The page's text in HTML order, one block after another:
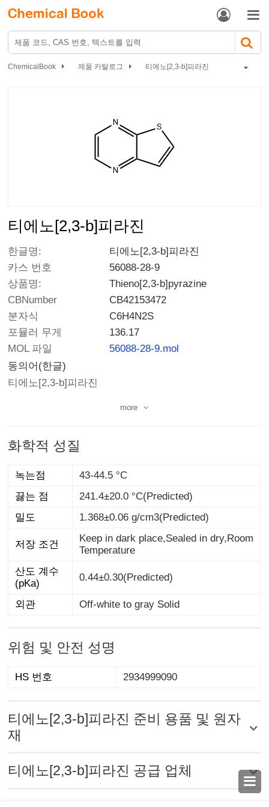

 
ChemicalBook 제품 카탈로그 티에노[2,3-b]피라진
티에노[2,3-b]피라진
한글명:
티에노[2,3-b]피라진
카스 번호
56088-28-9
상품명:
Thieno[2,3-b]pyrazine
CBNumber
CB42153472
분자식
C6H4N2S
포뮬러 무게
136.17
MOL 파일
56088-28-9.mol
동의어(한글)
티에노[2,3-b]피라진
more
화학적 성질
녹는점
43-44.5 °C
끓는 점
241.4±20.0 °C(Predicted)
밀도
1.368±0.06 g/cm3(Predicted)
저장 조건
Keep in dark place,Sealed in dry,Room
Temperature
산도 계수
(pKa)
0.44±0.30(Predicted)
외관 Off-white to gray Solid
위험 및 안전 성명
HS 번호 2934999090
티에노[2,3-b]피라진 준비 용품 및 원자
재
티에노[2,3-b]피라진 공급 업체